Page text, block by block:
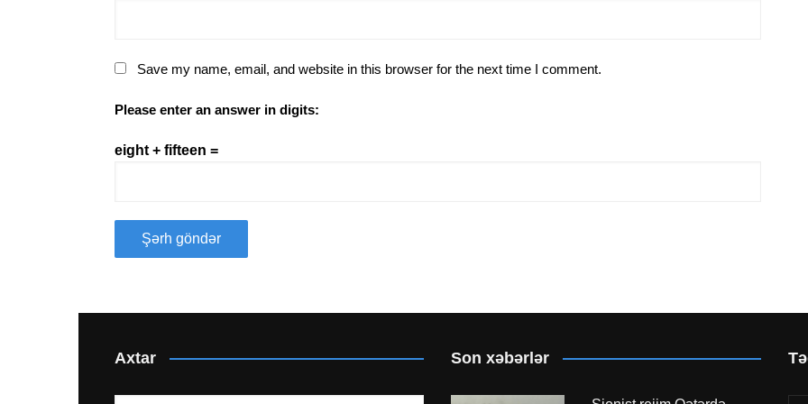
Save my name, email, and website in this browser for the next time I comment.
Please enter an answer in digits:
eight + fifteen =
Axtar Son xəbərlər